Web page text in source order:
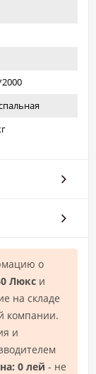
о
Люкс и
на складе
компании.
и
0 лей - не